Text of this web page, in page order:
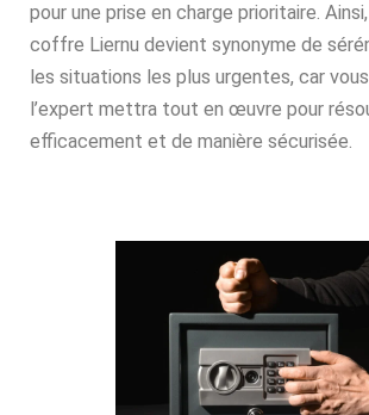
pour une prise en charge prioritaire.
coffre Liernu devient synonyme de
les situations les plus urgentes, car
l’expert mettra tout en œuvre pour
efficacement et de manière sécurisée.